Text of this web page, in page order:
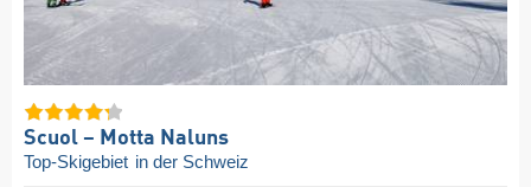
Scuol – Motta Naluns
Top-Skigebiet in der Schweiz